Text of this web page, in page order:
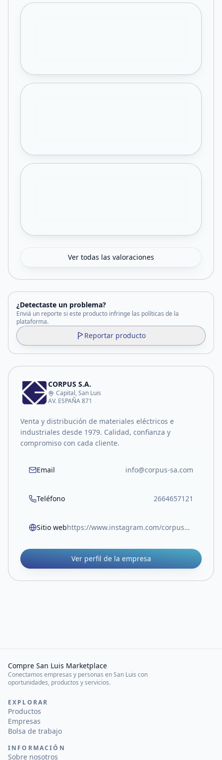
Ver todas las valoraciones
¿Detectaste un problema?
Enviá un reporte si este producto infringe las políticas de la
plataforma.
Reportar producto
CORPUS S.A.
Capital, San Luis
AV. ESPAÑA 871
Venta y distribución de materiales eléctricos e
industriales desde 1979. Calidad, confianza y
compromiso con cada cliente.
Email info@corpus-sa.com
Teléfono 2664657121
Sitio web https://www.instagram.com/corpusmateriales/
Ver perfil de la empresa
Compre San Luis Marketplace
Conectamos empresas y personas en San Luis con
oportunidades, productos y servicios.
EXPLORAR
Productos
Empresas
Bolsa de trabajo
INFORMACIÓN
Sobre nosotros